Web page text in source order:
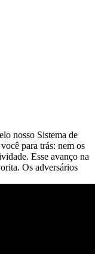
nosso Sistema de
para trás: nem os
Esse avanço na
Os adversários